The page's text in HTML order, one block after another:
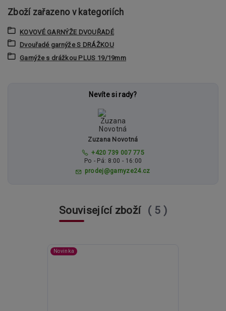
Zboží zařazeno v kategoriích
KOVOVÉ GARNÝŽE DVOUŘADÉ
Dvouřadé garnýže S DRÁŽKOU
Garnýže s drážkou PLUS 19/19mm
Nevíte si rady?
Zuzana Novotná
+420 739 007 775
Po - Pá: 8:00 - 16:00
prodej@garnyze24.cz
Související zboží 5
Novinka